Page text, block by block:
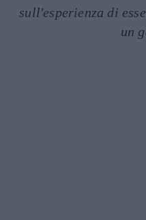
sull'esperienza di
un